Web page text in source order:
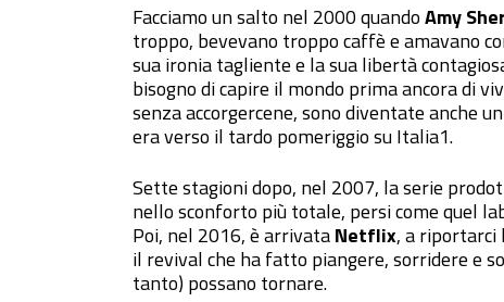
Facciamo un salto nel 2000 quandoAmy
troppo, bevevano troppo caffè e amavano
sua ironia tagliente e la sua libertà
bisogno di capire il mondo prima ancora di
senza accorgercene, sono diventate anche
era verso il tardo pomeriggio su Italia1.
Sette stagioni dopo, nel 2007, la serie
nello sconforto più totale, persi come quel
Poi, nel 2016, è arrivataNetflix, a riportarci
il revival che ha fatto piangere, sorridere e
tanto) possano tornare.